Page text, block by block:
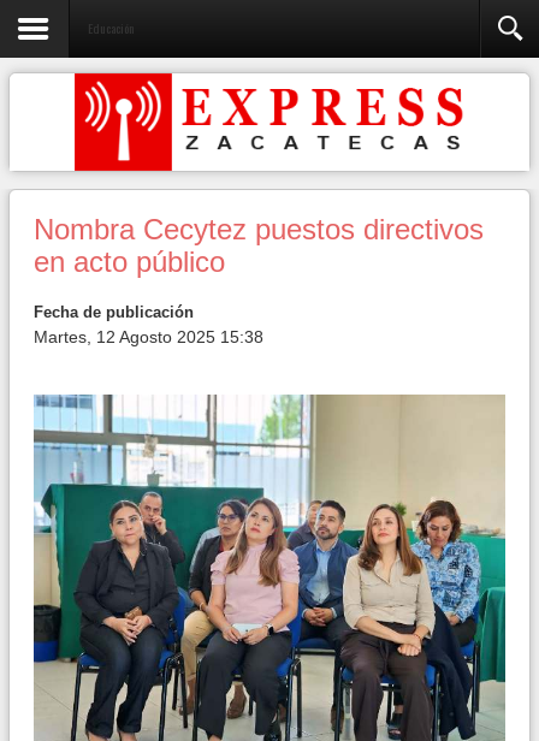
Educación
Nombra Cecytez puestos directivos
en acto público
Fecha de publicación
Martes, 12 Agosto 2025 15:38